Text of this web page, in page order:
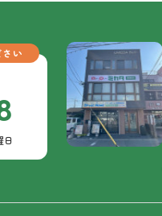
い
日